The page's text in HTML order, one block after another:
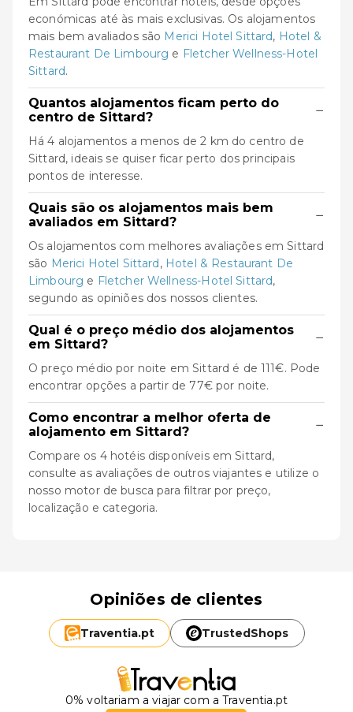
económicas até às mais exclusivas. Os alojamentos
mais bem avaliados são Merici Hotel Sittard, Hotel &
Restaurant De Limbourg e Fletcher Wellness-Hotel
Sittard.
Quantos alojamentos ficam perto do
centro de Sittard?
−
Há 4 alojamentos a menos de 2 km do centro de
Sittard, ideais se quiser ficar perto dos principais
pontos de interesse.
Quais são os alojamentos mais bem
avaliados em Sittard?
−
Os alojamentos com melhores avaliações em Sittard
são Merici Hotel Sittard, Hotel & Restaurant De
Limbourg e Fletcher Wellness-Hotel Sittard,
segundo as opiniões dos nossos clientes.
Qual é o preço médio dos alojamentos
em Sittard?
−
O preço médio por noite em Sittard é de 111€. Pode
encontrar opções a partir de 77€ por noite.
Como encontrar a melhor oferta de
alojamento em Sittard?
−
Compare os 4 hotéis disponíveis em Sittard,
consulte as avaliações de outros viajantes e utilize o
nosso motor de busca para filtrar por preço,
localização e categoria.
Opiniões de clientes
Traventia.pt TrustedShops
0% voltariam a viajar com a Traventia.pt